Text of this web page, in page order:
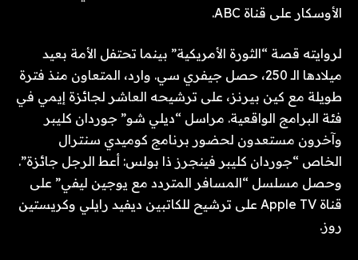
الأوسكار على قناة ABC.
لروايته قصة “الثورة الأمريكية” بينما تحتفل الأمة بعيد
ميلادها الـ 250، حصل جيفري سي. وارد، المتعاون منذ فترة
طويلة مع كين بيرنز، على ترشيحه العاشر لجائزة إيمي في
فئة البرامج الواقعية. مراسل “ديلي شو” جوردان كليبر
وآخرون مستعدون لحضور برنامج كوميدي سنترال
الخاص “جوردان كليبر فينجرز ذا بولس: أعط الرجل جائزة”.
وحصل مسلسل “المسافر المتردد مع يوجين ليفي” على
قناة Apple TV على ترشيح للكاتبين ديفيد رايلي وكريستين
روز.